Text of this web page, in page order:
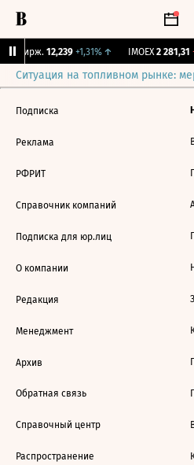
Бирж. 12,239 +1,31%↑ IMOEX 2 281,31
Ситуация на топливном рынке:
Подписка
Реклама
РФРИТ
Справочник компаний
Подписка для юр.лиц
О компании
Редакция
Менеджмент
Архив
Обратная связь
Справочный центр
Распространение